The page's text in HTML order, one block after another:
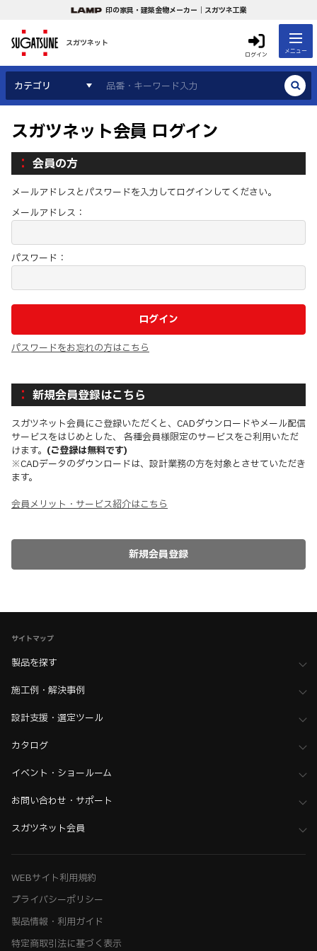
印の家具・建築金物メーカー｜スガツネ工業
スガツネット
ログイン メニュー
カテゴリ
スガツネット会員 ログイン
会員の方
メールアドレスとパスワードを入力してログインしてください。
メールアドレス：
パスワード：
パスワードをお忘れの方はこちら
新規会員登録はこちら
スガツネット会員にご登録いただくと、CADダウンロードやメール配信
サービスをはじめとした、 各種会員様限定のサービスをご利用いただ
けます。 (ご登録は無料です)
※CADデータのダウンロードは、設計業務の方を対象とさせていただき
ます。
会員メリット・サービス紹介はこちら
サイトマップ
製品を探す
施工例・解決事例
設計支援・選定ツール
カタログ
イベント・ショールーム
お問い合わせ・サポート
スガツネット会員
WEBサイト利用規約
プライバシーポリシー
製品情報・利用ガイド
特定商取引法に基づく表示